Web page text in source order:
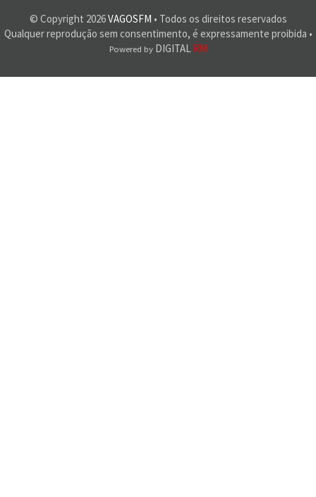
© Copyright 2026VAGOSFM • Todos os direitos reservados
Qualquer reprodução sem consentimento, é expressamente proibida •
Powered byDIGITAL RM